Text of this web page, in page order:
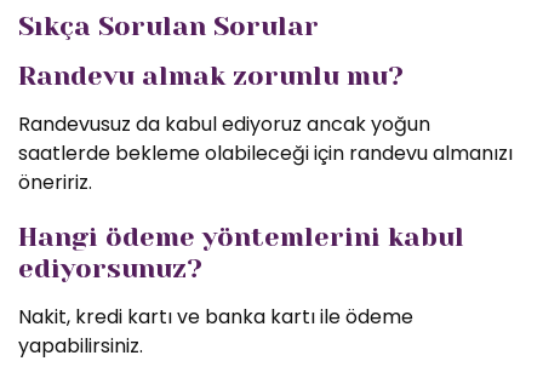
Sıkça Sorulan Sorular
Randevu almak zorunlu mu?
Randevusuz da kabul ediyoruz ancak yoğun
saatlerde bekleme olabileceği için randevu almanızı
öneririz.
Hangi ödeme yöntemlerini kabul
ediyorsunuz?
Nakit, kredi kartı ve banka kartı ile ödeme
yapabilirsiniz.